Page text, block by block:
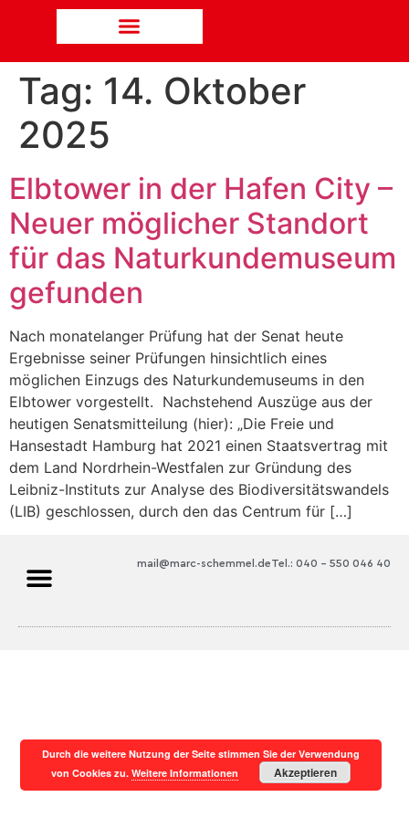
Tag: 14. Oktober
2025
Elbtower in der Hafen City –
Neuer möglicher Standort
für das Naturkundemuseum
gefunden
Nach monatelanger Prüfung hat der Senat heute
Ergebnisse seiner Prüfungen hinsichtlich eines
möglichen Einzugs des Naturkundemuseums in den
Elbtower vorgestellt. Nachstehend Auszüge aus der
heutigen Senatsmitteilung (hier): „Die Freie und
Hansestadt Hamburg hat 2021 einen Staatsvertrag mit
dem Land Nordrhein-Westfalen zur Gründung des
Leibniz-Instituts zur Analyse des Biodiversitätswandels
(LIB) geschlossen, durch den das Centrum für […]
Tel.: 040 – 550 046 40
mail@marc-schemmel.de
Durch die weitere Nutzung der Seite stimmen Sie der Verwendung
von Cookies zu.Weitere Informationen Akzeptieren